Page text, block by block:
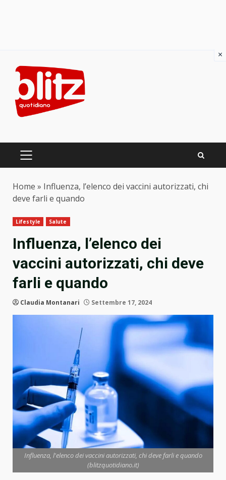
content
PRIMARY
Home » Influenza, l’elenco dei vaccini autorizzati, chi
deve farli e quando
Lifestyle Salute
Influenza, l’elenco dei
vaccini autorizzati, chi deve
farli e quando
Claudia Montanari Settembre 17, 2024
Influenza, l'elenco dei vaccini autorizzati, chi deve farli e quando
(blitzquotidiano.it)
×